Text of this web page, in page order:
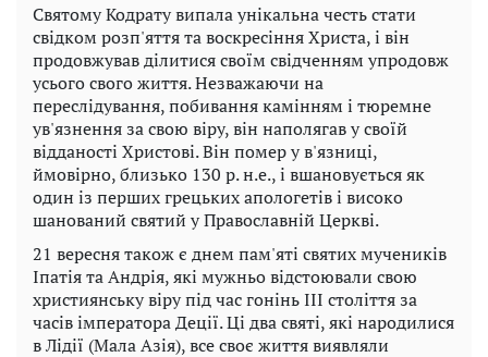
Святому Кодрату випала унікальна честь стати
свідком розп'яття та воскресіння Христа, і він
продовжував ділитися своїм свідченням упродовж
усього свого життя. Незважаючи на
переслідування, побивання камінням і тюремне
ув'язнення за свою віру, він наполягав у своїй
відданості Христові. Він помер у в'язниці,
ймовірно, близько 130 р. н.е., і вшановується як
один із перших грецьких апологетів і високо
шанований святий у Православній Церкві.
21 вересня також є днем ​​пам'яті святих мучеників
Іпатія та Андрія, які мужньо відстоювали свою
християнську віру під час гонінь III століття за
часів імператора Деції. Ці два святі, які народилися
в Лідії (Мала Азія), все своє життя виявляли